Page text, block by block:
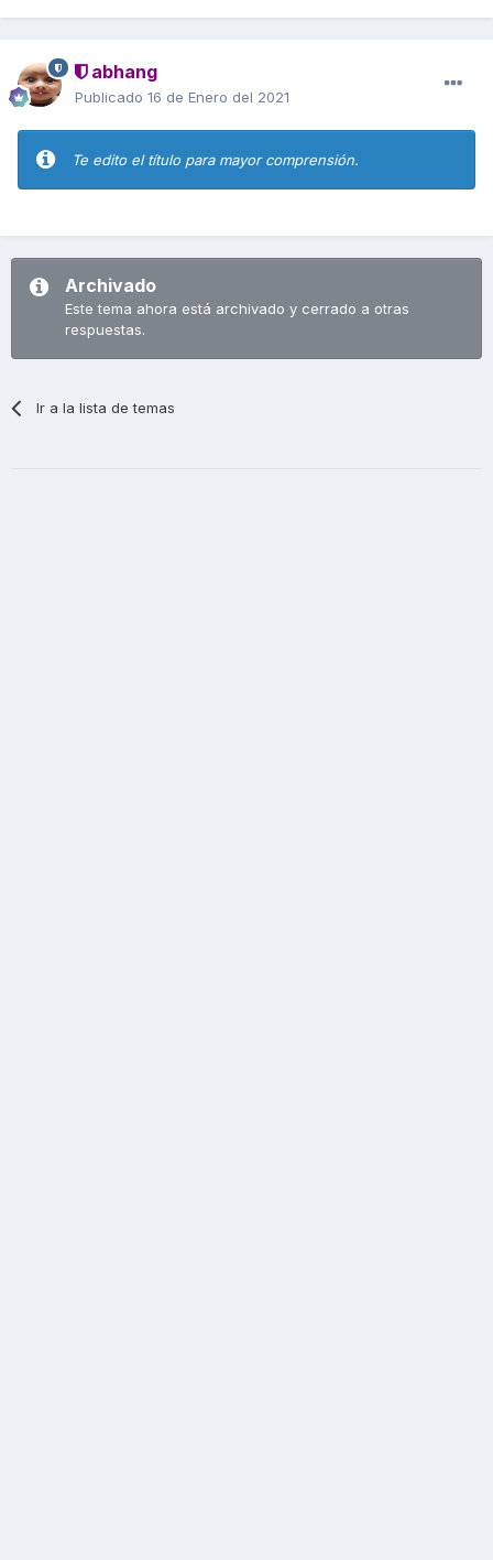
abhang
Publicado 16 de Enero del 2021
Te edito el título para mayor comprensión.
Archivado
Este tema ahora está archivado y cerrado a otras
respuestas.
Ir a la lista de temas